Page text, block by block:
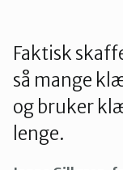
Faktisk
så mange
og bruker
lenge.